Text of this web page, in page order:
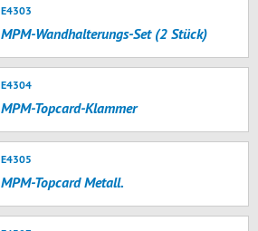
E4303
MPM-Wandhalterungs-Set (2 Stück)
E4304
MPM-Topcard-Klammer
E4305
MPM-Topcard Metall.